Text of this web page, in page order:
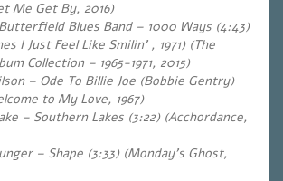
Me Get By, 2016)
Butterfield Blues Band – 1000 Ways (4:43)
I Just Feel Like Smilin’ , 1971) (The
Collection – 1965-1971, 2015)
– Ode To Billie Joe (Bobbie Gentry)
to My Love, 1967)
– Southern Lakes (3:22) (Acchordance,
– Shape (3:33) (Monday’s Ghost,